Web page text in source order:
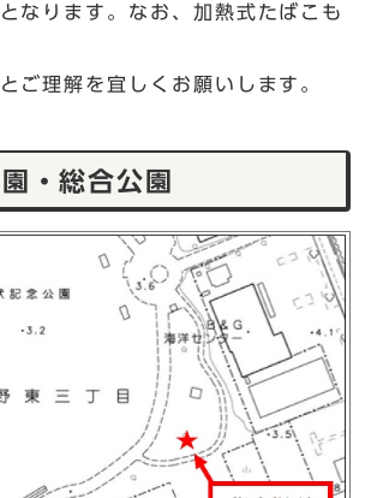
なります。なお、加熱式たばこも
ご理解を宜しくお願いします。
・総合公園